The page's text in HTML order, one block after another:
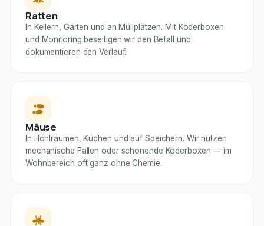
Ratten
In Kellern, Gärten und an Müllplätzen. Mit Köderboxen
und Monitoring beseitigen wir den Befall und
dokumentieren den Verlauf.
Mäuse
In Hohlräumen, Küchen und auf Speichern. Wir nutzen
mechanische Fallen oder schonende Köderboxen — im
Wohnbereich oft ganz ohne Chemie.